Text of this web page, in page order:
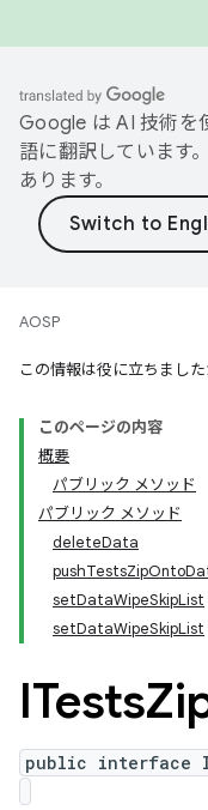
Google は AI 技術を
語に翻訳しています
あります。
AOSP
この情報は役に立ちました
このページの内容
概要
パブリック メソッド
パブリック メソッド
deleteData
setDataWipeSkipList
setDataWipeSkipList
ITests
public interface